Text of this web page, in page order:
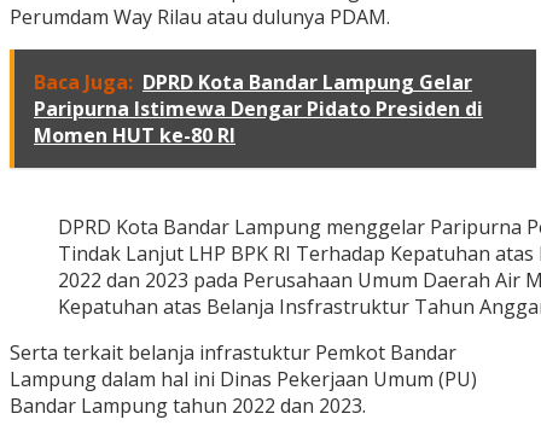
Perumdam Way Rilau atau dulunya PDAM.
Baca Juga: DPRD Kota Bandar Lampung Gelar
Paripurna Istimewa Dengar Pidato Presiden di
Momen HUT ke-80 RI
DPRD Kota Bandar Lampung menggelar Paripurna
Tindak Lanjut LHP BPK RI Terhadap Kepatuhan
2022 dan 2023 pada Perusahaan Umum Daerah Air
Kepatuhan atas Belanja Insfrastruktur Tahun
Serta terkait belanja infrastuktur Pemkot Bandar
Lampung dalam hal ini Dinas Pekerjaan Umum (PU)
Bandar Lampung tahun 2022 dan 2023.